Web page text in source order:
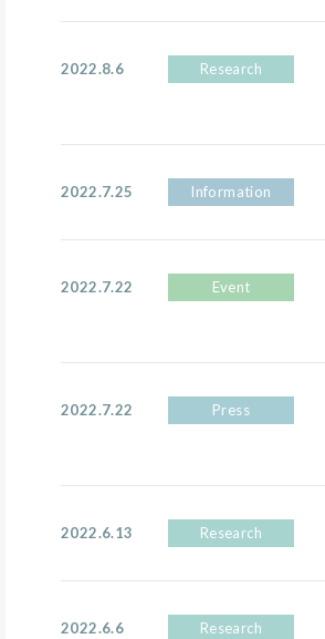
2022.8.6 Research
2022.7.25 Information
2022.7.22 Event
2022.7.22 Press
2022.6.13 Research
2022.6.6 Research